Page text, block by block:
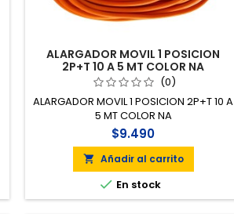
ALARGADOR MOVIL 1 POSICION
2P+T 10 A 5 MT COLOR NA
(0)
ALARGADOR MOVIL 1 POSICION 2P+T 10 A
5 MT COLOR NA
$9.490
 Añadir al carrito
 En stock